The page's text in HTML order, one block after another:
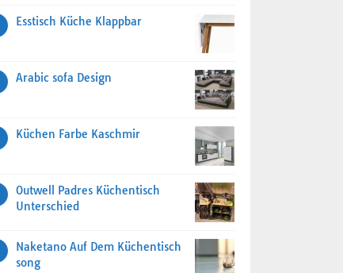
Esstisch Küche Klappbar
Arabic sofa Design
Küchen Farbe Kaschmir
Outwell Padres Küchentisch
Unterschied
Naketano Auf Dem Küchentisch
song